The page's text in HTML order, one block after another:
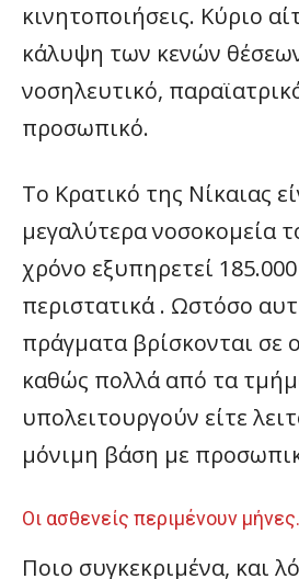
κινητοποιήσεις. Κύριο
κάλυψη των κενών
νοσηλευτικό,
προσωπικό.
Το Κρατικό της Νίκαιας
μεγαλύτερα νοσοκομεία
χρόνο εξυπηρετεί
περιστατικά . Ωστόσο
πράγματα βρίσκονται σε
καθώς πολλά από τα
υπολειτουργούν είτε
μόνιμη βάση με
Οι ασθενείς περιμένουν
Ποιο συγκεκριμένα, και